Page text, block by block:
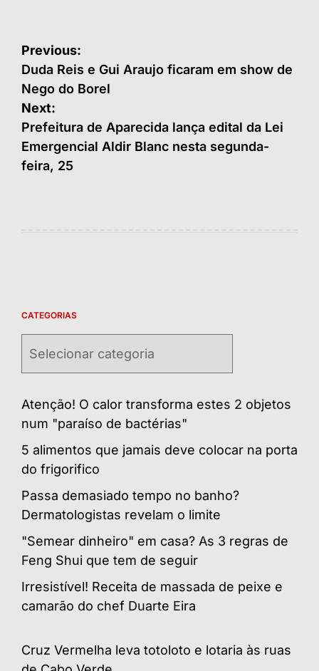
Navegação
de
Post
Previous:
Duda Reis e Gui Araujo ficaram em show de
Nego do Borel
Next:
Prefeitura de Aparecida lança edital da Lei
Emergencial Aldir Blanc nesta segunda-
feira, 25
CATEGORIAS
Atenção! O calor transforma estes 2 objetos
num "paraíso de bactérias"
5 alimentos que jamais deve colocar na porta
do frigorifico
Passa demasiado tempo no banho?
Dermatologistas revelam o limite
"Semear dinheiro" em casa? As 3 regras de
Feng Shui que tem de seguir
Irresistível! Receita de massada de peixe e
camarão do chef Duarte Eira
Cruz Vermelha leva totoloto e lotaria às ruas